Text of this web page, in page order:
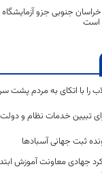
جنوبی جزو
است
را با اتکای به مردم پشت
تبیین خدمات نظام و دولت
ثبت جهانی آسبادها